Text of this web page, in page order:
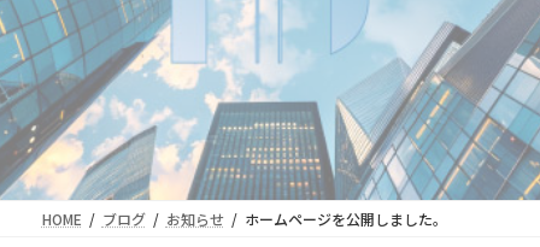
日
時
HOME ブログ お知らせ ホームページを公開しました。